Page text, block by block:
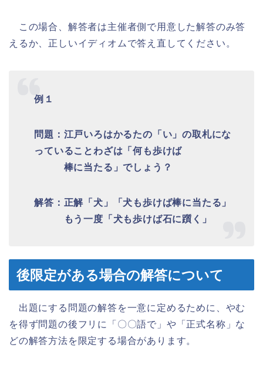
この場合、解答者は主催者側で用意した解答のみ答
えるか、正しいイディオムで答え直してください。
例１
問題：江戸いろはかるたの「い」の取札にな
っていることわざは「何も歩けば
棒に当たる」でしょう？
解答：正解「犬」「犬も歩けば棒に当たる」
もう一度「犬も歩けば石に躓く」
後限定がある場合の解答について
出題にする問題の解答を一意に定めるために、やむ
を得ず問題の後フリに「〇〇語で」や「正式名称」な
どの解答方法を限定する場合があります。